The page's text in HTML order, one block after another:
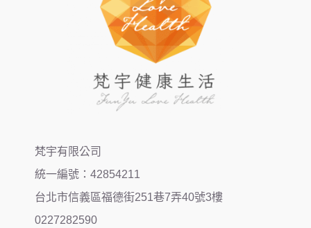
梵宇有限公司
統一編號：42854211
台北市信義區福德街251巷7弄40號3樓
0227282590